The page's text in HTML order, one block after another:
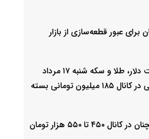
عبور قطعه‌سازی از بازار
پیش ‌بینی قیمت دلار، طلا و سکه شنبه ۱۷ مرداد
۱۴۰۵ /سکه امامی در کانال ۱۸۵ میلیون تومانی بسته
تا ۵۵۰ هزار تومان